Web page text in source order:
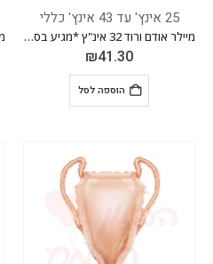
25 אינץ' עד 43 אינץ' כללי
מיילר אודם ורוד 32 אינ"ץ *מגיע בסיטונאות חבילה של 5 יח'*
₪41.30
הוספה לסל